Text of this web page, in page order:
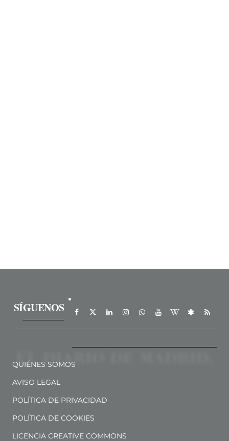
SÍGUENOS
QUIÉNES SOMOS
AVISO LEGAL
POLÍTICA DE PRIVACIDAD
POLÍTICA DE COOKIES
LICENCIA CREATIVE COMMONS